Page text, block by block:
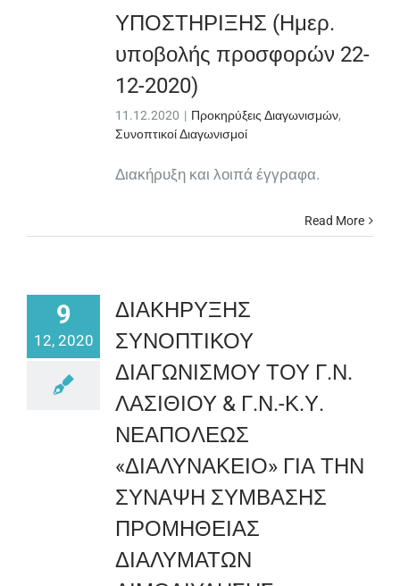
ΥΠΟΣΤΗΡΙΞΗΣ (Ημερ.
υποβολής προσφορών 22-
12-2020)
11.12.2020 | Προκηρύξεις Διαγωνισμών,
Συνοπτικοί Διαγωνισμοί
Διακήρυξη και λοιπά έγγραφα.
Read More
9
12, 2020
ΔΙΑΚΗΡΥΞΗΣ
ΣΥΝΟΠΤΙΚΟΥ
ΔΙΑΓΩΝΙΣΜΟΥ ΤΟΥ Γ.Ν.
ΛΑΣΙΘΙΟΥ & Γ.Ν.-Κ.Υ.
ΝΕΑΠΟΛΕΩΣ
«ΔΙΑΛΥΝΑΚΕΙΟ» ΓΙΑ ΤΗΝ
ΣΥΝΑΨΗ ΣΥΜΒΑΣΗΣ
ΠΡΟΜΗΘΕΙΑΣ
ΔΙΑΛΥΜΑΤΩΝ